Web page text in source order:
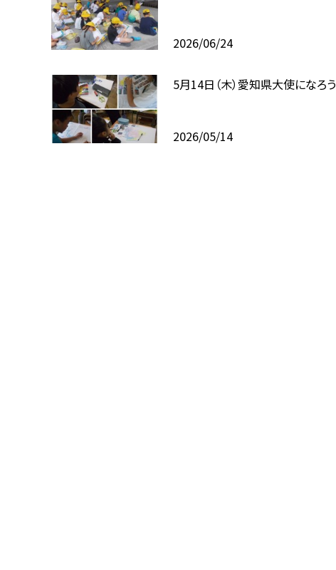
2026/06/24
5月14日（木）愛知県大使になろう
2026/05/14